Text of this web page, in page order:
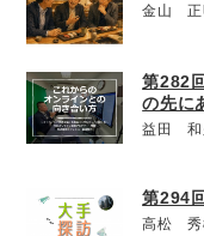
金山 正
第282
の先に
益田 和
第294
高松 秀